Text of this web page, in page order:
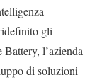
gli
l’azienda
di soluzioni